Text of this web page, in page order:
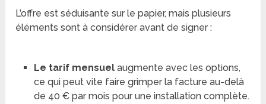
L’offre est séduisante sur le papier, mais plusieurs
éléments sont à considérer avant de signer :
Le tarif mensuelaugmente avec les options,
ce qui peut vite faire grimper la facture au-delà
de 40 € par mois pour une installation complète.